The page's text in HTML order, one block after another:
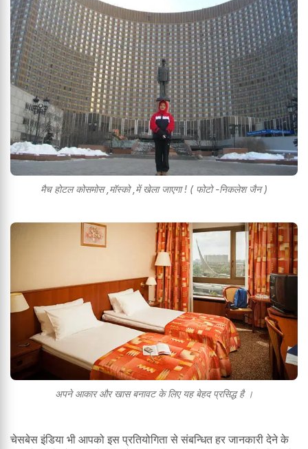
मैच होटल कोसमोस ,मॉस्को ,में खेला जाएगा ! ( फोटो -निकलेश जैन )
अपने आकार और खास बनावट के लिए यह बेहद प्रसिद्ध है ।
चेसबेस इंडिया भी आपको इस प्रतियोगिता से संबन्धित हर जानकारी देने के